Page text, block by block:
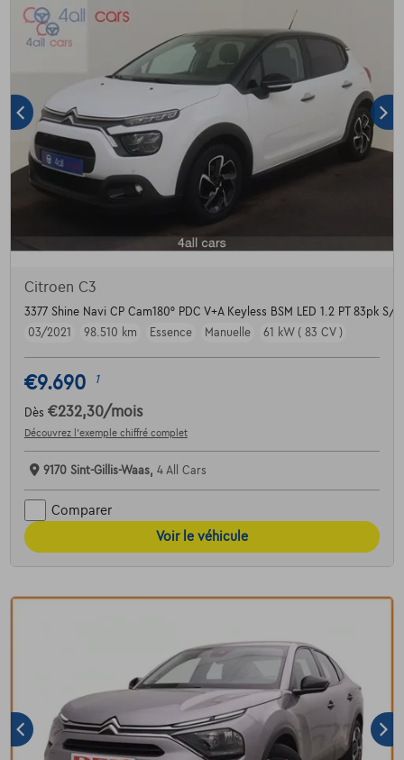
Citroen C3
3377 Shine Navi CP Cam180° PDC V+A Keyless BSM LED 1.2 PT 83pk S/S
03/2021
98.510 km Essence Manuelle 61 kW ( 83 CV )
€9.690 1
Dès €232,30/mois
Découvrez l’exemple chiffré complet
9170 Sint-Gillis-Waas, 4 All Cars
Comparer
Voir le véhicule